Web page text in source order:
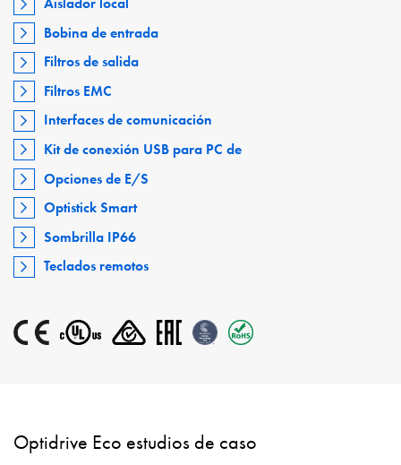
Bobina de entrada
Filtros de salida
Filtros EMC
Interfaces de comunicación
Kit de conexión USB para PC de
Opciones de E/S
Optistick Smart
Sombrilla IP66
Teclados remotos
Optidrive Eco estudios de caso